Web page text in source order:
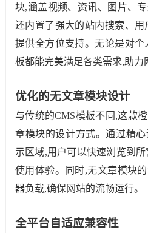
块,涵盖视频、资讯、图片、
还内置了强大的站内搜索、
提供全方位支持。无论是对
板都能完美满足各类需求,助力
优化的无文章模块设计
与传统的CMS模板不同,这款
章模块的设计方式。通过精
示区域,用户可以快速浏览到
使用体验。同时,无文章模块
器负载,确保网站的流畅运行。
全平台自适应兼容性